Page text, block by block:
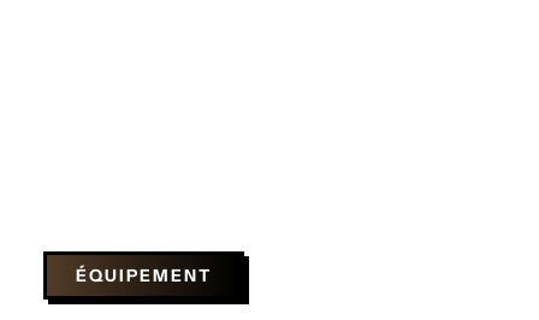
ÉQUIPEMENT